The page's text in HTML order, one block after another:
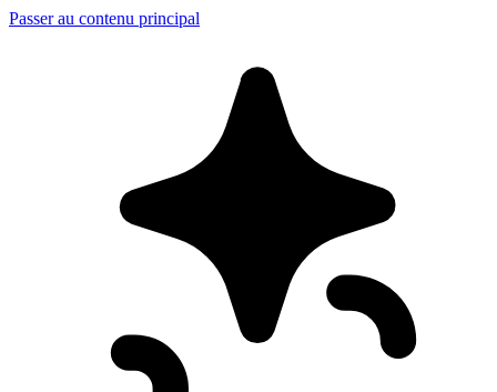
Passer au contenu principal